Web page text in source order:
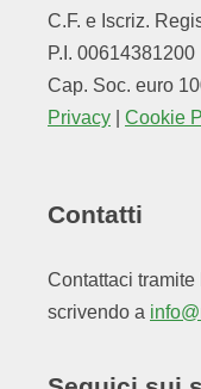
C.F. e Iscriz.
P.I. 00614381200
Cap. Soc. euro
Privacy
Cookie
Contatti
Contattaci
scrivendo a